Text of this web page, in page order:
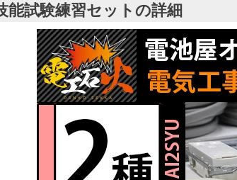
能試験練習セットの詳細